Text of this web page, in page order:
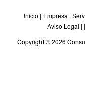
Inicio | Empresa |
Aviso Legal | |
Copyright © 2026